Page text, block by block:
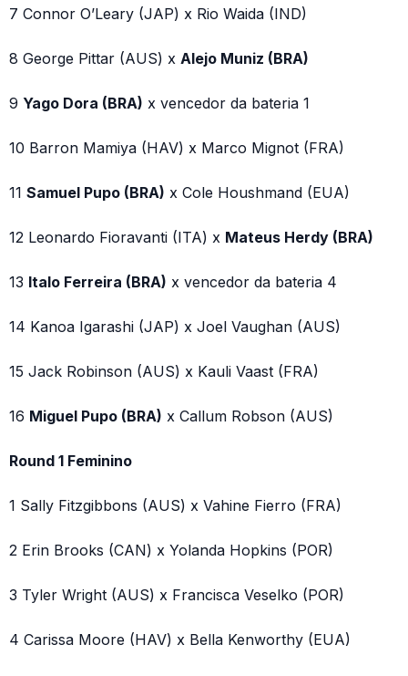
7 Connor O’Leary (JAP) x Rio Waida (IND)
8 George Pittar (AUS) x Alejo Muniz (BRA)
9 Yago Dora (BRA) x vencedor da bateria 1
10 Barron Mamiya (HAV) x Marco Mignot (FRA)
11 Samuel Pupo (BRA) x Cole Houshmand (EUA)
12 Leonardo Fioravanti (ITA) x Mateus Herdy (BRA)
13 Italo Ferreira (BRA) x vencedor da bateria 4
14 Kanoa Igarashi (JAP) x Joel Vaughan (AUS)
15 Jack Robinson (AUS) x Kauli Vaast (FRA)
16 Miguel Pupo (BRA) x Callum Robson (AUS)
Round 1 Feminino
1 Sally Fitzgibbons (AUS) x Vahine Fierro (FRA)
2 Erin Brooks (CAN) x Yolanda Hopkins (POR)
3 Tyler Wright (AUS) x Francisca Veselko (POR)
4 Carissa Moore (HAV) x Bella Kenworthy (EUA)